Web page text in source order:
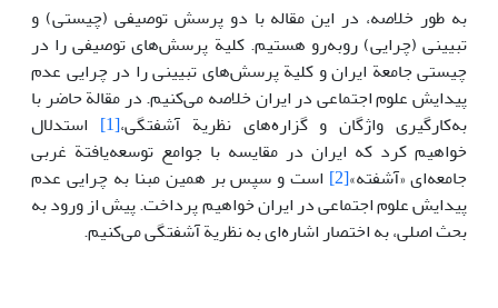
به طور خلاصه، در این مقاله با دو پرسش توصیفی (چیستی) و
تبیینی (چرایی) روبه‌رو هستیم. کلیة پرسش‌های توصیفی را در
چیستی جامعة ایران و کلیة پرسش‌های تبیینی را در چرایی عدم
پیدایش علوم اجتماعی در ایران خلاصه می‌کنیم. در مقالة حاضر با
به‌کارگیری واژگان و گزاره‌های نظریة آشفتگی،[1]
استدلال
خواهیم کرد که ایران در مقایسه با جوامع توسعه‌یافتة غربی
جامعه‌ای «آشفته»[2]
است و سپس بر همین مبنا به چرایی عدم
پیدایش علوم اجتماعی در ایران خواهیم پرداخت. پیش از ورود به
بحث اصلی، به اختصار اشاره‌ای به نظریة آشفتگی می‌کنیم.